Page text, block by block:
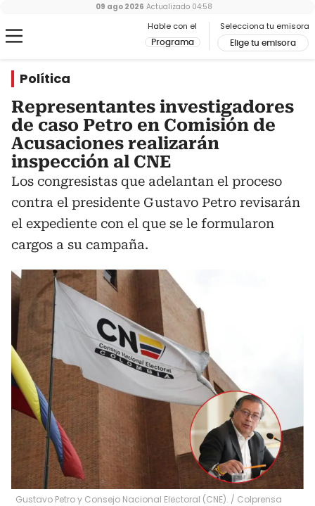
Hable con el
Programa
Selecciona tu emisora
Elige tu emisora
09 ago 2026 Actualizado 04:58
Política
Representantes investigadores
de caso Petro en Comisión de
Acusaciones realizarán
inspección al CNE
Los congresistas que adelantan el proceso
contra el presidente Gustavo Petro revisarán
el expediente con el que se le formularon
cargos a su campaña.
Gustavo Petro y Consejo Nacional Electoral (CNE). / Colprensa